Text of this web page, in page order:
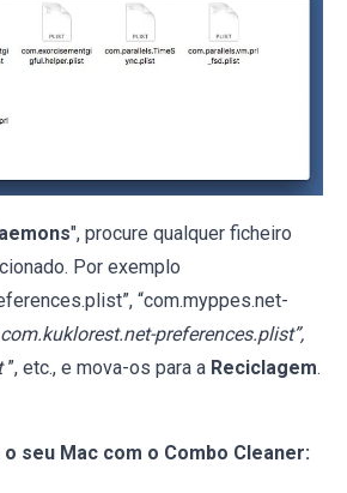
", procure qualquer ficheiro
Por exemplo
“com.myppes.net-
com.kuklorest.net-preferences.plist”,
”, etc., e mova-os para a Reciclagem.
seu Mac com o Combo Cleaner: